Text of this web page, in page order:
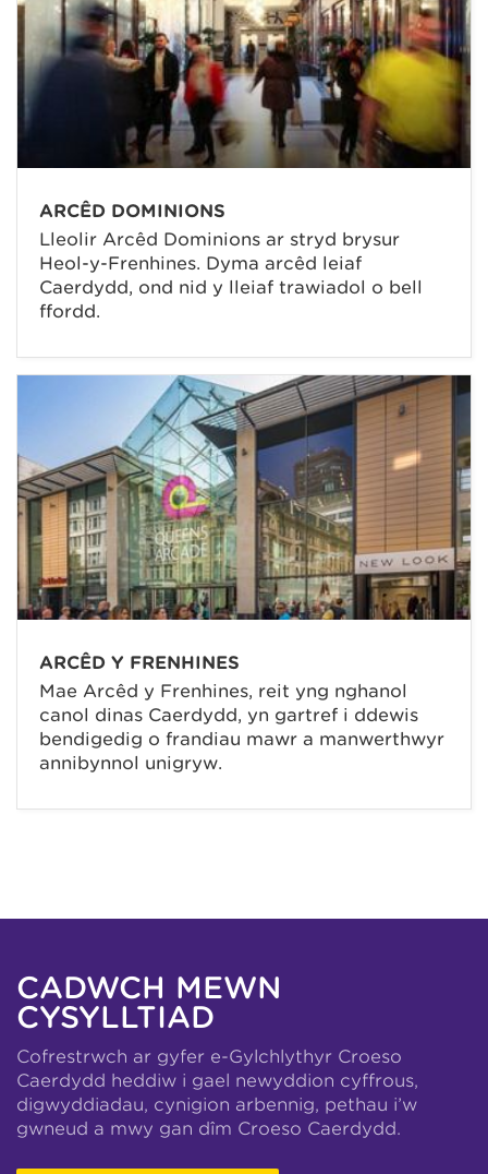
ARCÊD DOMINIONS
Lleolir Arcêd Dominions ar stryd brysur
Heol-y-Frenhines. Dyma arcêd leiaf
Caerdydd, ond nid y lleiaf trawiadol o bell
ffordd.
ARCÊD Y FRENHINES
Mae Arcêd y Frenhines, reit yng nghanol
canol dinas Caerdydd, yn gartref i ddewis
bendigedig o frandiau mawr a manwerthwyr
annibynnol unigryw.
CADWCH MEWN
CYSYLLTIAD
Cofrestrwch ar gyfer e-Gylchlythyr Croeso
Caerdydd heddiw i gael newyddion cyffrous,
digwyddiadau, cynigion arbennig, pethau i’w
gwneud a mwy gan dîm Croeso Caerdydd.